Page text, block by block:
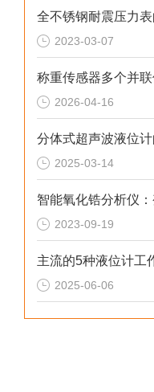
2023-03-07
2026-04-16
分体式超声波液位
2025-03-14
2023-09-19
主流的5种液位计工
2025-06-06